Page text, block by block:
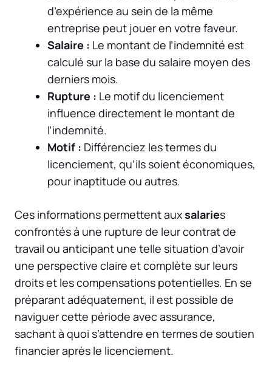
d’expérience au sein de la même
entreprise peut jouer en votre faveur.
Salaire : Le montant de l’indemnité est
calculé sur la base du salaire moyen des
derniers mois.
Rupture : Le motif du licenciement
influence directement le montant de
l’indemnité.
Motif : Différenciez les termes du
licenciement, qu’ils soient économiques,
pour inaptitude ou autres.
Ces informations permettent auxsalaries
confrontés à une rupture de leur contrat de
travail ou anticipant une telle situation d’avoir
une perspective claire et complète sur leurs
droits et les compensations potentielles. En se
préparant adéquatement, il est possible de
naviguer cette période avec assurance,
sachant à quoi s’attendre en termes de soutien
financier après le licenciement.